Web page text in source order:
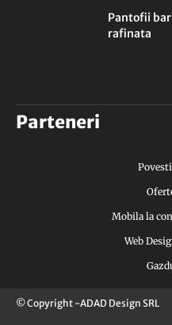
Pantofii
rafinata
Parteneri
Mobila la
Web
© Copyright -ADAD Design SRL